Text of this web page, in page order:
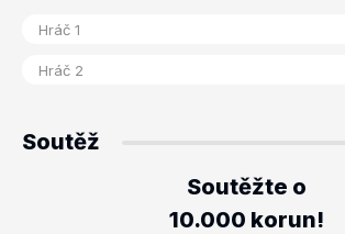
Soutěž
Soutěžte o
10.000 korun!